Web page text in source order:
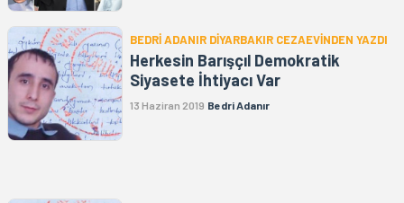
BEDRİ ADANIR DİYARBAKIR CEZAEVİNDEN YAZDI
Herkesin Barışçıl Demokratik
Siyasete İhtiyacı Var
13 Haziran 2019 Bedri Adanır